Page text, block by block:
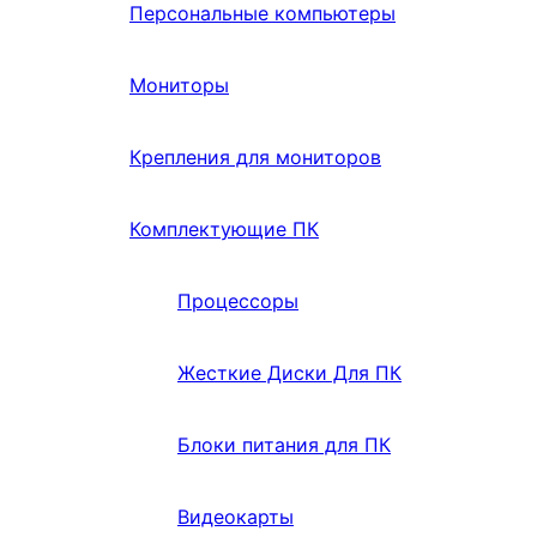
Персональные компьютеры
Мониторы
Крепления для мониторов
Комплектующие ПК
Процессоры
Жесткие Диски Для ПК
Блоки питания для ПК
Видеокарты